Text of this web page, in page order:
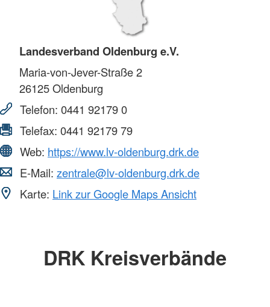
Landesverband Oldenburg e.V.
Maria-von-Jever-Straße 2
26125Oldenburg
Telefon: 0441 92179 0
Telefax: 0441 92179 79
Web: https://www.lv-oldenburg.drk.de
E-Mail: zentrale@lv-oldenburg.drk.de
Karte: Link zur Google Maps Ansicht
DRK Kreisverbände